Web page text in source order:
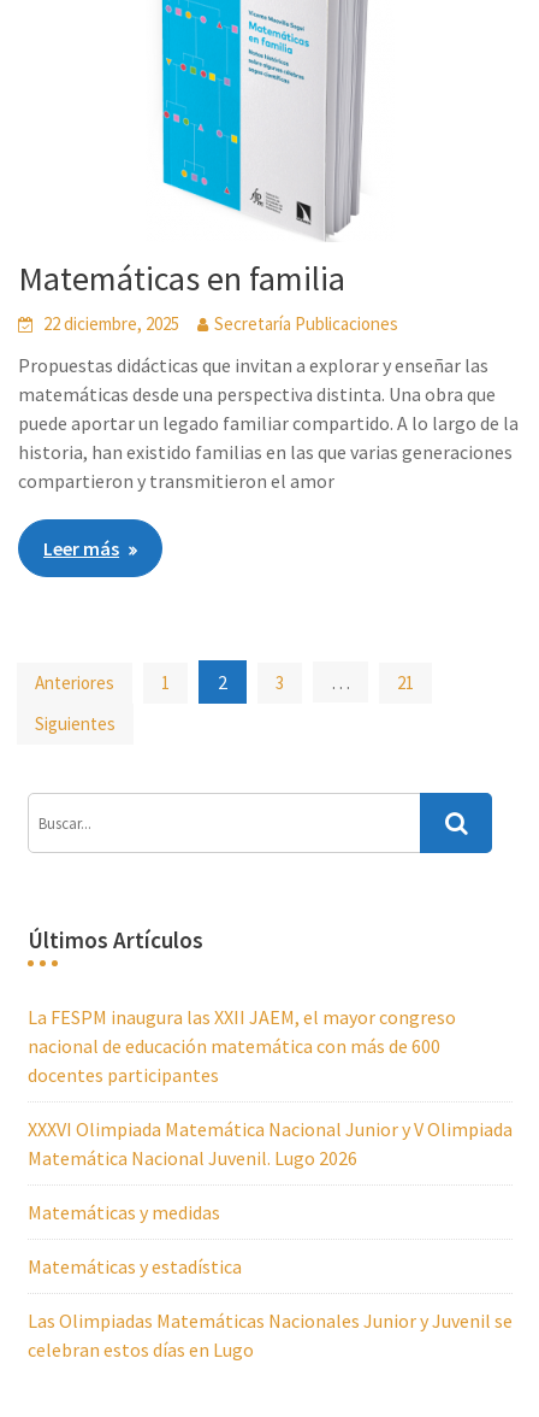
Matemáticas en familia
22 diciembre, 2025 Secretaría Publicaciones
Propuestas didácticas que invitan a explorar y enseñar las
matemáticas desde una perspectiva distinta. Una obra que
puede aportar un legado familiar compartido. A lo largo de la
historia, han existido familias en las que varias generaciones
compartieron y transmitieron el amor
Leer más
Paginación
de
Anteriores 1 2 3 …
21
Siguientes
Últimos Artículos
La FESPM inaugura las XXII JAEM, el mayor congreso
nacional de educación matemática con más de 600
docentes participantes
XXXVI Olimpiada Matemática Nacional Junior y V Olimpiada
Matemática Nacional Juvenil. Lugo 2026
Matemáticas y medidas
Matemáticas y estadística
Las Olimpiadas Matemáticas Nacionales Junior y Juvenil se
celebran estos días en Lugo